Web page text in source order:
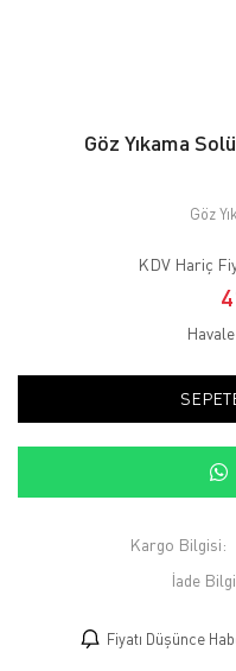
Göz Yıkama
Göz
KDV Hariç
Kargo Bilgisi:
İade
Fiyatı Düşünce